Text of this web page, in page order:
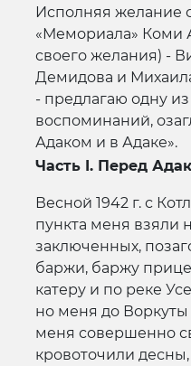
Исполняя желание
«Мемориала» Коми
своего желания) -
Демидова и
- предлагаю одну
воспоминаний,
Адаком и в Адаке».
Часть I. Перед
Весной 1942 г. с
пункта меня взяли
заключенных,
баржи, баржу
катеру и по реке
но меня до
меня совершенно
кровоточили